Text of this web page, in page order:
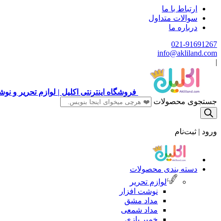
ارتباط با ما
سوالات متداول
درباره ما
021-91691267
info@akliland.com
|
فروشگاه اینترنتی اکلیل | لوازم تحریر و
جستجوی محصولات
ورود | ثبت‌نام
دسته بندی محصولات
لوازم تحریر
نوشت افزار
مداد مشق
مداد شمعی
خمیر بازی